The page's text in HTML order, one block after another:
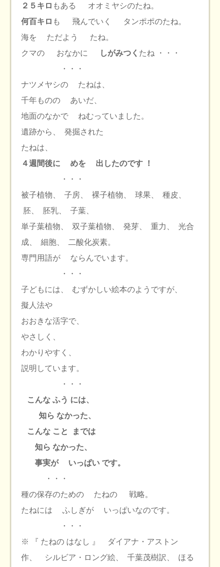
２５キロ もある オオミヤシのたね。
何百キロ も 飛んでいく タンポポのたね。
海を ただよう たね。
クマの おなかに
しがみつく たね ・・・
・・・
ナツメヤシの たねは、
千年ものの あいだ、
地面のなかで ねむっていました。
遺跡から、 発掘された
たねは、
４週間後に
めを 出したのです ！
・・・
被子植物、 子房、 裸子植物、 球果、 種皮、
胚、 胚乳、 子葉、
単子葉植物、 双子葉植物、 発芽、 重力、 光合
成、 細胞、 二酸化炭素。
専門用語が ならんでいます。
・・・
子どもには、 むずかしい絵本のようですが、
擬人法や
おおきな活字で、
やさしく、
わかりやすく、
説明しています。
・・・
こんな ふう には、
知ら なかった、
こんな こと までは
知ら なかった、
事実が いっぱい です。
・・・
種の保存のための たねの 戦略。
たねには ふしぎが いっぱいなのです。
・・・
※ 『 たねの はなし 』 ダイアナ・アストン
作、 シルビア・ロング絵、 千葉茂樹訳、 ほる